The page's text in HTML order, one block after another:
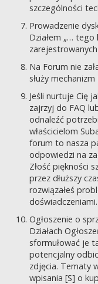
szczególności
Prowadzenie
Działem „…
Na Forum nie
służy
Jeśli nurtuje Cię
zajrzyj do FAQ
odnaleźć
właścicielom
forum to nasza
odpowiedzi na
Złość piękności
przez dłuższy
rozwiązałeś
doświadczeniami.
Ogłoszenie o
Działach
sformułować je
potencjalny
zdjęcia. Tematy
wpisania [S] o